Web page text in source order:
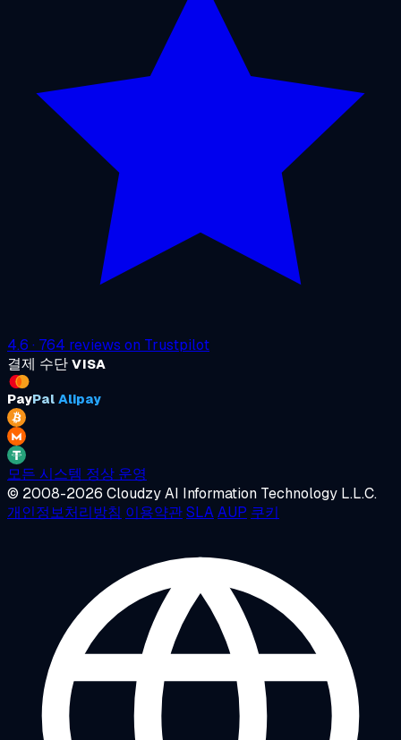
4.6 · 764 reviews on Trustpilot
결제 수단 VISA
PayPal Alipay
모든 시스템 정상 운영
© 2008-2026 Cloudzy AI Information Technology L.L.C.
개인정보처리방침 이용약관SLAAUP 쿠키